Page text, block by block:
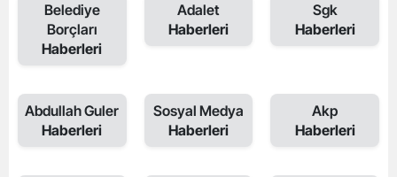
Belediye
Borçları
Haberleri
Adalet
Haberleri
Sgk
Haberleri
Abdullah Guler
Haberleri
Sosyal Medya
Haberleri
Akp
Haberleri